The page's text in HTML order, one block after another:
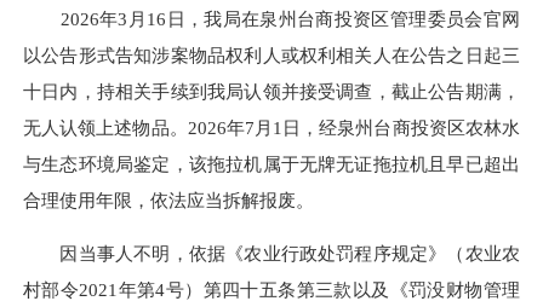
2026年3月16日，我局在泉州台商投资区管理委员会官网
以公告形式告知涉案物品权利人或权利相关人在公告之日起三
十日内，持相关手续到我局认领并接受调查，截止公告期满，
无人认领上述物品。2026年7月1日，经泉州台商投资区农林水
与生态环境局鉴定，该拖拉机属于无牌无证拖拉机且早已超出
合理使用年限，依法应当拆解报废。
因当事人不明，依据《农业行政处罚程序规定》（农业农
村部令2021年第4号）第四十五条第三款以及《罚没财物管理